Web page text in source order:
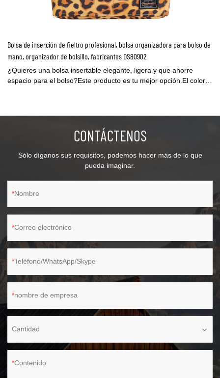
Bolsa de inserción de fieltro profesional, bolsa organizadora para bolso de
mano, organizador de bolsillo, fabricantes DS80902
¿Quieres una bolsa insertable elegante, ligera y que ahorre
espacio para el bolso?Este producto es tu mejor opción.El color
para mantener su bolso/bolso/cartera en forma y sus
pertenencias bien organizadas.Esta bolsa organizadora con 4
bolsillos pequeños en el lateral, en la que puedes poner gafas de
sol, pintalabios, llaves y pañuelos.Contáctenos para obtener una
CONTÁCTENOS
Sólo díganos sus requisitos, podemos hacer más de lo que
pueda imaginar.
Nombre
Correo electrónico
Teléfono/WhatsApp/Skype
nombre de empresa
Cantidad
Contenido